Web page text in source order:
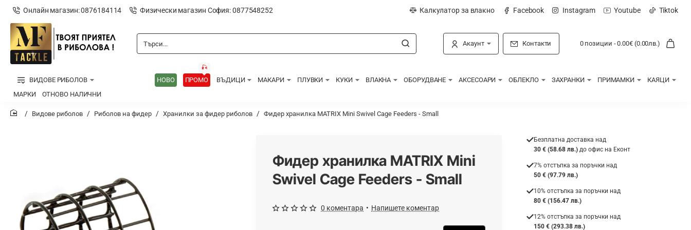
Онлайн магазин: 0876184114 Физически магазин София: 0877548252 Калкулатор за влакно Facebook Instagram Youtube Tiktok
Търси... Акаунт Контакти 0 позиции - 0.00€ (0.00лв.)
ВИДОВЕ РИБОЛОВ НОВО ПРОМО
🎣
ВЪДИЦИ МАКАРИ ПЛУВКИ КУКИ ВЛАКНА ОБОРУДВАНЕ АКСЕСОАРИ ОБЛЕКЛО ЗАХРАНКИ ПРИМАМКИ
КАЯЦИ
МАРКИ
ОТНОВО НАЛИЧНИ
Видове риболов Риболов на фидер Хранилки за фидер риболов Фидер хранилка MATRIX Mini Swivel Cage Feeders - Small
Фидер хранилка MATRIX Mini
Swivel Cage Feeders - Small
0 коментара • Напишете коментар
Безплатна доставка над
30 € (58.68 лв.) до офис на Еконт
7% отстъпка за поръчки над
50 € (97.79 лв.)
10% отстъпка за поръчки над
80 € (156.47 лв.)
12% отстъпка за поръчки над
150 € (293.38 лв.)